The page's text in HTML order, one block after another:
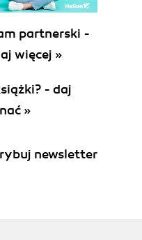
tekstów
partnerski -
więcej »
- daj
»
newsletter